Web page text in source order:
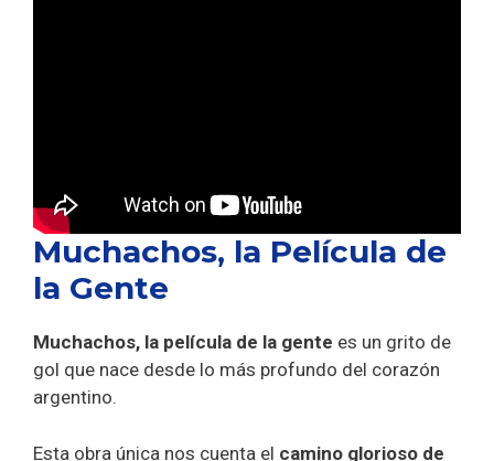
Muchachos, la Película de
la Gente
Muchachos, la película de la gente es un grito de
gol que nace desde lo más profundo del corazón
argentino.
Esta obra única nos cuenta el camino glorioso de